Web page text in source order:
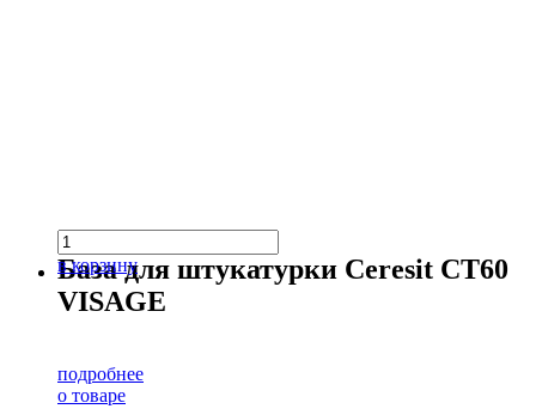
в корзину
База для штукатурки Ceresit CT60
VISAGE
подробнее
о товаре